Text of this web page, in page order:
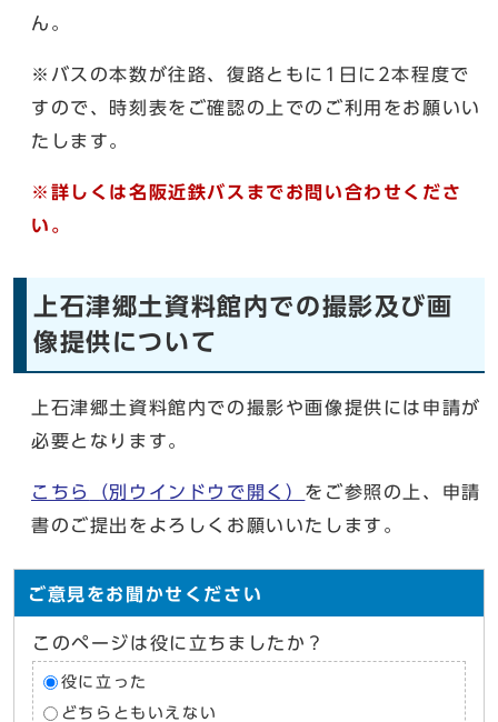
ん。
※バスの本数が往路、復路ともに1日に2本程度で
すので、時刻表をご確認の上でのご利用をお願いい
たします。
※詳しくは名阪近鉄バスまでお問い合わせくださ
い。
上石津郷土資料館内での撮影及び画
像提供について
上石津郷土資料館内での撮影や画像提供には申請が
必要となります。
こちら （別ウインドウで開く） をご参照の上、申請
書のご提出をよろしくお願いいたします。
ご意見をお聞かせください
このページは役に立ちましたか？
役に立った
どちらともいえない